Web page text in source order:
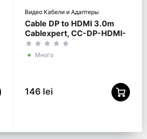
Видео Кабели и Адаптеры
Cable DP to HDMI 3.0m
Cablexpert, CC-DP-HDMI-
3M
Много
146 lei